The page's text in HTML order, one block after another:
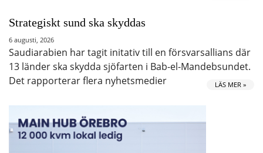
Strategiskt sund ska skyddas
6 augusti, 2026
Saudiarabien har tagit initativ till en försvarsallians där
13 länder ska skydda sjöfarten i Bab-el-Mandebsundet.
Det rapporterar flera nyhetsmedier
LÄS MER »